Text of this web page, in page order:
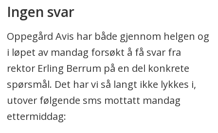
Ingen svar
Oppegård Avis har både gjennom helgen og
i løpet av mandag forsøkt å få svar fra
rektor Erling Berrum på en del konkrete
spørsmål. Det har vi så langt ikke lykkes i,
utover følgende sms mottatt mandag
ettermiddag: